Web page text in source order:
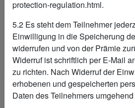
MIT DER
PROTECTOR
Verlängerung auf
protection-regulation.html.
5.2 Es steht dem Teilnehmer
Einwilligung in die Speicherung
widerrufen und von der Prämie
Widerruf ist schriftlich per E-Mail
zu richten. Nach Widerruf der
erhobenen und gespeicherten
Daten des Teilnehmers